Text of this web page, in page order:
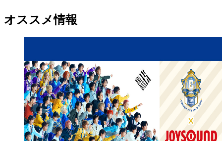
オススメ情報